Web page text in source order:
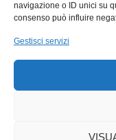
navigazione o ID unici su
consenso può influire
Gestisci servizi